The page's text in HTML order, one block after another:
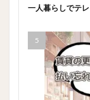
一人暮らしでテ